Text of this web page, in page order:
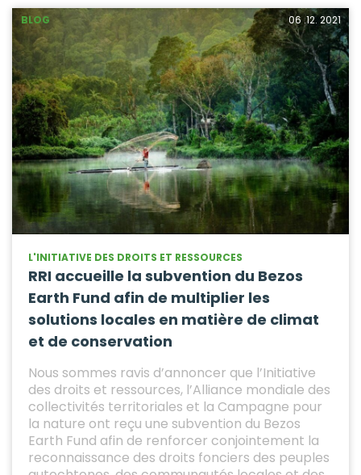
06 .12. 2021
L'INITIATIVE DES DROITS ET RESSOURCES
BLOG
RRI accueille la subvention du Bezos
Earth Fund afin de multiplier les
solutions locales en matière de climat
et de conservation
Nous sommes ravis d’annoncer que l’Initiative
des droits et ressources, l’Alliance mondiale des
collectivités territoriales et la Campagne pour
la nature ont reçu une subvention du Bezos
Earth Fund afin de renforcer conjointement la
reconnaissance des droits fonciers des peuples